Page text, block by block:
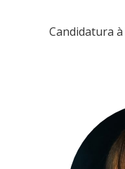
Candidatura